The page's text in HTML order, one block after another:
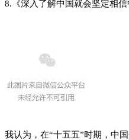
8.《深入了解中国就会坚定相信
我认为，在“十五五”时期，中